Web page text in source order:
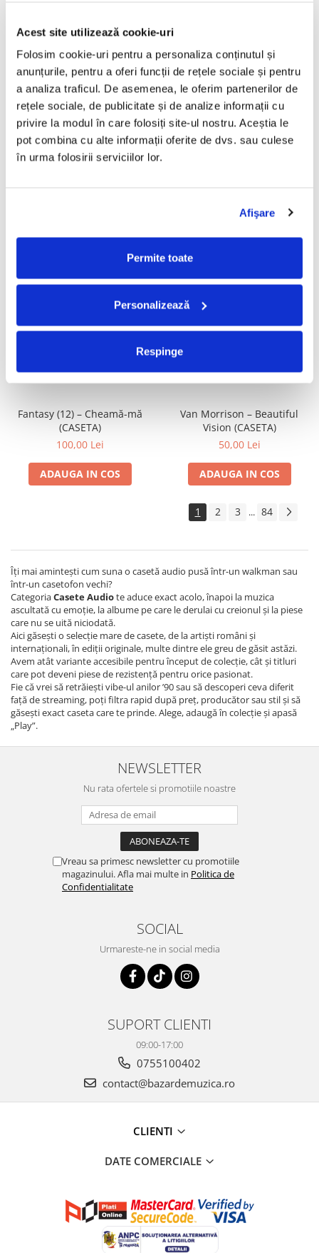
Acest site utilizează cookie-uri
Folosim cookie-uri pentru a personaliza conținutul și
anunțurile, pentru a oferi funcții de rețele sociale și pentru
a analiza traficul. De asemenea, le oferim partenerilor de
rețele sociale, de publicitate și de analize informații cu
privire la modul în care folosiți site-ul nostru. Aceștia le
pot combina cu alte informații oferite de dvs. sau culese
în urma folosirii serviciilor lor.
Afişare
Permite toate
Personalizează
Respinge
Ravel* / Minkus* / Lalo* –
Bolero / Bolero Și Dans /
Simfonia Spaniolă (CASETA)
50,00 Lei
ADAUGA IN COS
Various – Dance X-Plosion
(CASETA)
50,00 Lei
Screaming (CASETA)
Gaz pe Foc – Lasă-mă Să Te
Techno Dance Party (Made In
Romania) Vol 4 (Casetă Audio)
Fantasy (12) – Cheamă-mă
(CASETA)
100,00 Lei
ADAUGA IN COS
Van Morrison – Beautiful
Vision (CASETA)
50,00 Lei
ADAUGA IN COS
1 2 3 ... 84
Îți mai amintești cum suna o casetă audio pusă într-un walkman sau
într-un casetofon vechi?
CategoriaCasete Audiote aduce exact acolo, înapoi la muzica
ascultată cu emoție, la albume pe care le derulai cu creionul și la piese
care nu se uită niciodată.
Aici găsești o selecție mare de casete, de la artiști români și
internaționali, în ediții originale, multe dintre ele greu de găsit astăzi.
Avem atât variante accesibile pentru început de colecție, cât și titluri
care pot deveni piese de rezistență pentru orice pasionat.
Fie că vrei să retrăiești vibe-ul anilor ’90 sau să descoperi ceva diferit
față de streaming, poți filtra rapid după preț, producător sau stil și să
găsești exact caseta care te prinde. Alege, adaugă în colecție și apasă
„Play”.
NEWSLETTER
Nu rata ofertele si promotiile noastre
Vreau sa primesc newsletter cu promotiile
magazinului. Afla mai multe in Politica de
Confidentialitate
SOCIAL
Urmareste-ne in social media
SUPORT CLIENTI
09:00-17:00
0755100402
contact@bazardemuzica.ro
CLIENTI
DATE COMERCIALE